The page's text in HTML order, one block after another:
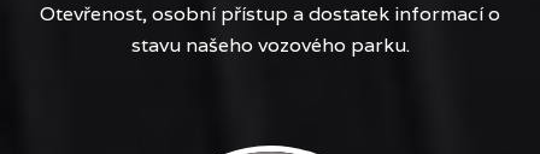
Otevřenost, osobní přístup a dostatek informací o
stavu našeho vozového parku.